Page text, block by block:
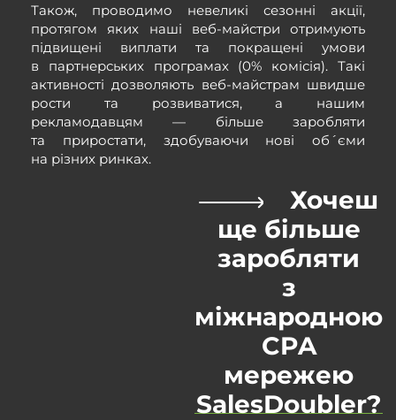
Також, проводимо невеликі сезонні акції,
протягом яких наші веб-майстри отримують
підвищені виплати та покращені умови
в партнерських програмах (0% комісія). Такі
активності дозволяють веб-майстрам швидше
рости та розвиватися, а нашим
рекламодавцям — більше заробляти
та приростати, здобуваючи нові об´єми
на різних ринках.
Хочеш
ще більше
заробляти
з
міжнародною
CPA
мережею
SalesDoubler?